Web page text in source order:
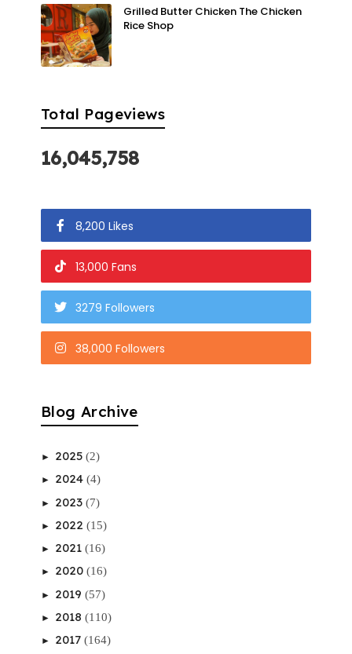
Grilled Butter Chicken The Chicken
Rice Shop
Total Pageviews
16,045,758
8,200 Likes
13,000 Fans
3279 Followers
38,000 Followers
Blog Archive
► 2025 (2)
► 2024 (4)
► 2023 (7)
► 2022 (15)
► 2021 (16)
► 2020 (16)
► 2019 (57)
► 2018 (110)
► 2017 (164)